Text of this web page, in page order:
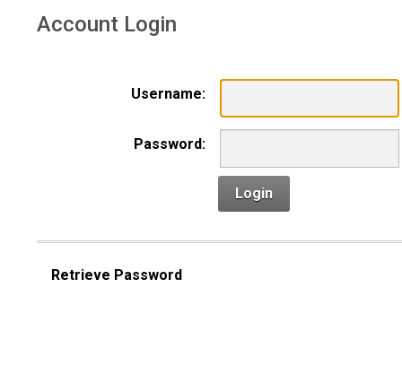
Account Login
Username:
Password:
Login
Retrieve Password